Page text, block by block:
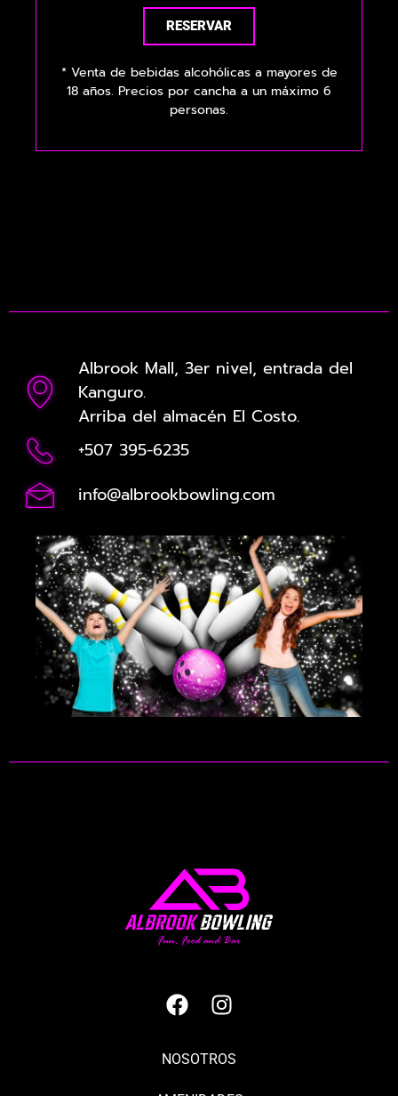
RESERVAR
* Venta de bebidas alcohólicas a mayores de
18 años. Precios por cancha a un máximo 6
personas.
Albrook Mall, 3er nivel, entrada del
Kanguro.
Arriba del almacén El Costo.
+507 395-6235
info@albrookbowling.com
NOSOTROS